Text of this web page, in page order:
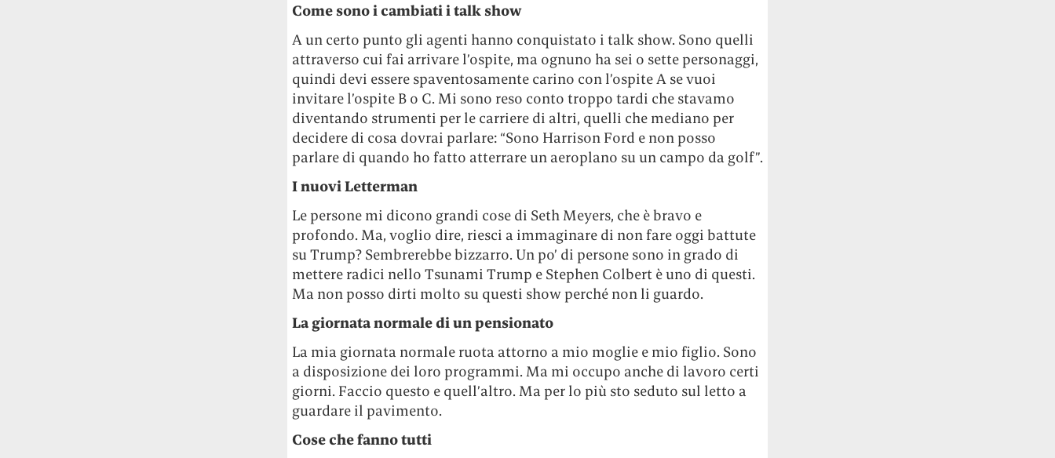
Come sono i cambiati i talk show
A un certo punto gli agenti hanno conquistato i talk show. Sono quelli
attraverso cui fai arrivare l’ospite, ma ognuno ha sei o sette personaggi,
quindi devi essere spaventosamente carino con l’ospite A se vuoi
invitare l’ospite B o C. Mi sono reso conto troppo tardi che stavamo
diventando strumenti per le carriere di altri, quelli che mediano per
decidere di cosa dovrai parlare: “Sono Harrison Ford e non posso
parlare di quando ho fatto atterrare un aeroplano su un campo da golf”.
I nuovi Letterman
Le persone mi dicono grandi cose di Seth Meyers, che è bravo e
profondo. Ma, voglio dire, riesci a immaginare di non fare oggi battute
su Trump? Sembrerebbe bizzarro. Un po’ di persone sono in grado di
mettere radici nello Tsunami Trump e Stephen Colbert è uno di questi.
Ma non posso dirti molto su questi show perché non li guardo.
La giornata normale di un pensionato
La mia giornata normale ruota attorno a mio moglie e mio figlio. Sono
a disposizione dei loro programmi. Ma mi occupo anche di lavoro certi
giorni. Faccio questo e quell’altro. Ma per lo più sto seduto sul letto a
guardare il pavimento.
Cose che fanno tutti